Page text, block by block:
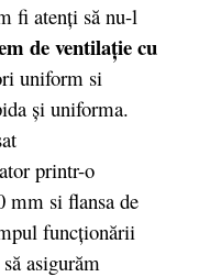
fi atenţi să nu-l
de ventilaţie cu
uniform si
şi uniforma.
printr-o
mm si flansa de
funcţionării
asigurăm